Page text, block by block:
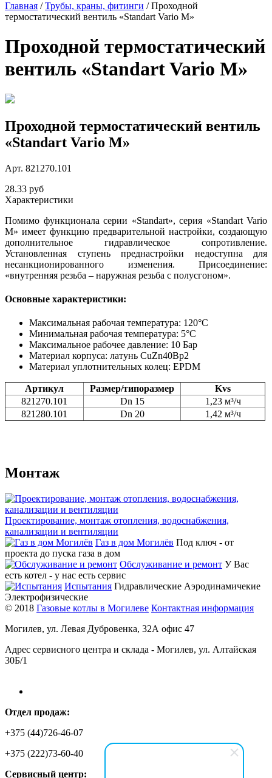
Главная /Трубы, краны, фитинги /Проходной
термостатический вентиль «Standart Vario M»
Проходной термостатический
вентиль «Standart Vario M»
Проходной термостатический вентиль
«Standart Vario M»
Арт. 821270.101
28.33 руб
Характеристики
Помимо функционала серии «Standart», серия «Standart Vario
M» имеет функцию предварительной настройки, создающую
дополнительное гидравлическое сопротивление.
Установленная ступень преднастройки недоступна для
несанкционированного изменения. Присоединение:
«внутренняя резьба – наружная резьба с полусгоном».
Основные характеристики:
Максимальная рабочая температура: 120°С
Минимальная рабочая температура: 5°С
Максимальное рабочее давление: 10 Бар
Материал корпуса: латунь CuZn40Bp2
Материал уплотнительных колец: EPDM
Артикул Размер/типоразмер
Kvs
821270.101
Dn 15
1,23 м³/ч
821280.101
Dn 20 1,42 м³/ч
Монтаж
Проектирование, монтаж отопления, водоснабжения,
канализации и вентиляции
Газ в дом Могилёв Под ключ - от
проекта до пуска газа в дом
Обслуживание и ремонт У Вас
есть котел - у нас есть сервис
Испытания Гидравлические Аэродинамичекие
Электрофизические
© 2018 Газовые котлы в Могилеве Контактная информация
Могилев, ул. Левая Дубровенка, 32А офис 47
Адрес сервисного центра и склада - Могилев, ул. Алтайская
30Б/1
Отдел продаж:
+375 (44)726-46-07
+375 (222)73-60-40
Сервисный центр: